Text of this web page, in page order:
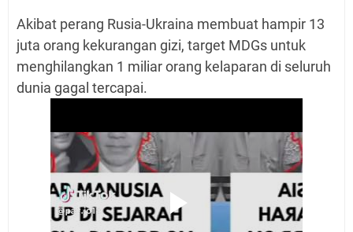
Akibat perang Rusia-Ukraina membuat hampir 13
juta orang kekurangan gizi, target MDGs untuk
menghilangkan 1 miliar orang kelaparan di seluruh
dunia gagal tercapai.